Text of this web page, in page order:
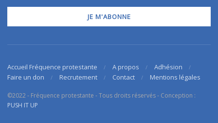
Accueil Fréquence protestante A propos
Adhésion
Faire un don
Recrutement Contact Mentions légales
©2022 - Fréquence protestante - Tous droits réservés - Conception :
PUSH IT UP